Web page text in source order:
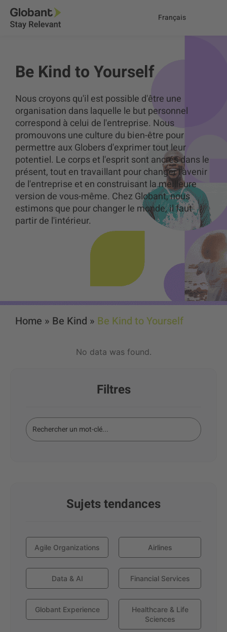
Français
Be Kind to Yourself
Nous croyons qu'il est possible d'être une
organisation dans laquelle le but personnel
correspond à celui de l'entreprise. Nous
promouvons une culture du bien-être pour
permettre aux Globers d'exprimer tout leur
potentiel. Le corps et l'esprit sont ancrés dans le
présent, tout en travaillant pour changer l'avenir
de l'entreprise et en construisant la meilleure
version de vous-même. Chez Globant, nous
estimons que pour changer le monde, il faut
partir de l'intérieur.
Home » Be Kind » Be Kind to Yourself
No data was found.
Filtres
Sujets tendances
Agile Organizations Airlines
Data & AI Financial Services
Globant Experience
Healthcare & Life
Sciences